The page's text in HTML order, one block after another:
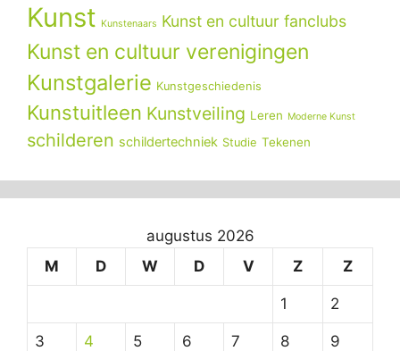
Kunst Kunstenaars Kunst en cultuur fanclubs
Kunst en cultuur verenigingen
Kunstgalerie Kunstgeschiedenis
Kunstuitleen Kunstveiling Leren Moderne Kunst
schilderen schildertechniek Studie Tekenen
augustus 2026
M
D W D V Z Z
1 2
3 4 5 6 7 8 9